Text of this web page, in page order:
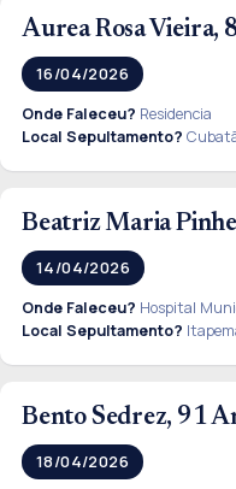
Aurea Rosa Vieira,
16/04/2026
Onde Faleceu? Residencia
Local Sepultamento?
Beatriz Maria
14/04/2026
Onde Faleceu? Hospital
Local Sepultamento?
Bento Sedrez, 91
18/04/2026